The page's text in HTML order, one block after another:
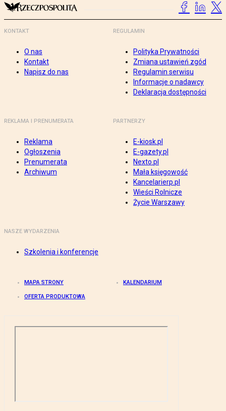
KONTAKT
O nas
Kontakt
Napisz do nas
REGULAMIN
Polityka Prywatności
Zmiana ustawień zgód
Regulamin serwisu
Informacje o nadawcy
Deklaracja dostępności
REKLAMA I PRENUMERATA
Reklama
Ogłoszenia
Prenumerata
Archiwum
PARTNERZY
E-kiosk.pl
E-gazety.pl
Nexto.pl
Mała księgowość
Kancelarierp.pl
Wieści Rolnicze
Życie Warszawy
NASZE WYDARZENIA
Szkolenia i konferencje
MAPA STRONY KALENDARIUM
OFERTA PRODUKTOWA